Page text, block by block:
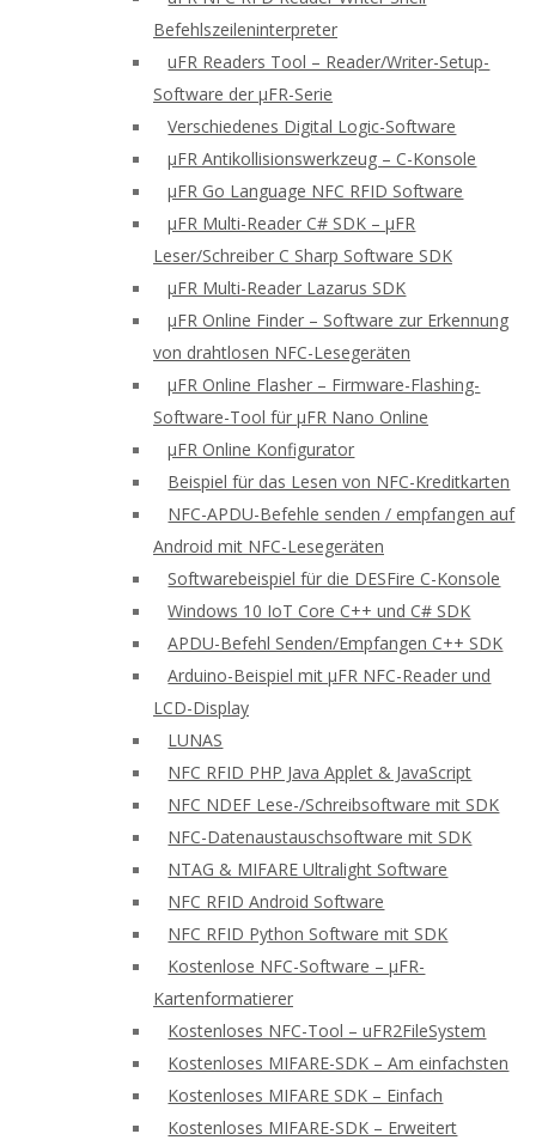
Befehlszeileninterpreter
uFR Readers Tool – Reader/Writer-Setup-
Software der μFR-Serie
Verschiedenes Digital Logic-Software
μFR Antikollisionswerkzeug – C-Konsole
μFR Go Language NFC RFID Software
μFR Multi-Reader C# SDK – μFR
Leser/Schreiber C Sharp Software SDK
μFR Multi-Reader Lazarus SDK
μFR Online Finder – Software zur Erkennung
von drahtlosen NFC-Lesegeräten
μFR Online Flasher – Firmware-Flashing-
Software-Tool für μFR Nano Online
μFR Online Konfigurator
Beispiel für das Lesen von NFC-Kreditkarten
NFC-APDU-Befehle senden / empfangen auf
Android mit NFC-Lesegeräten
Softwarebeispiel für die DESFire C-Konsole
Windows 10 IoT Core C++ und C# SDK
APDU-Befehl Senden/Empfangen C++ SDK
Arduino-Beispiel mit μFR NFC-Reader und
LCD-Display
LUNAS
NFC RFID PHP Java Applet & JavaScript
NFC NDEF Lese-/Schreibsoftware mit SDK
NFC-Datenaustauschsoftware mit SDK
NTAG & MIFARE Ultralight Software
NFC RFID Android Software
NFC RFID Python Software mit SDK
Kostenlose NFC-Software – μFR-
Kartenformatierer
Kostenloses NFC-Tool – uFR2FileSystem
Kostenloses MIFARE-SDK – Am einfachsten
Kostenloses MIFARE SDK – Einfach
Kostenloses MIFARE-SDK – Erweitert